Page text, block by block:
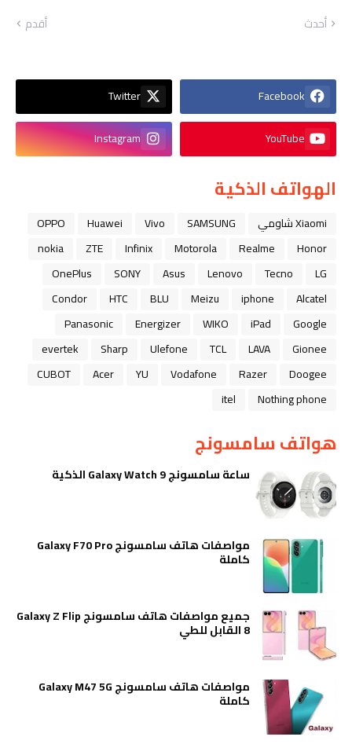
أحدث أقدم
Facebook
Twitter
YouTube
Instagram
الهواتف الذكية
Xiaomi شاومي SAMSUNG
Vivo
Huawei
OPPO
Honor
Realme
Motorola
Infinix
ZTE
nokia
LG
Tecno
Lenovo
Asus
SONY
OnePlus
Alcatel
iphone
Meizu
BLU
HTC
Condor
Google
iPad
WIKO
Energizer
Panasonic
Gionee
LAVA
TCL
Ulefone
Sharp
evertek
Doogee
Razer
Vodafone
YU
Acer
CUBOT
Nothing phone
itel
هواتف سامسونج
ساعة سامسونج Galaxy Watch 9 الذكية
مواصفات هاتف سامسونج Galaxy F70 Pro
كاملة
جميع مواصفات هاتف سامسونج Galaxy Z Flip
8 القابل للطي
مواصفات هاتف سامسونج Galaxy M47 5G
كاملة